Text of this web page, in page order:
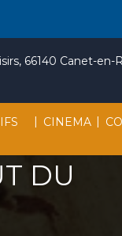
| CINEMA |
66140 Canet-en-
DU